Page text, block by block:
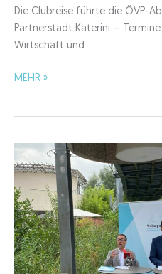
Die Clubreise führte die ÖVP-
Partnerstadt Katerini –
Wirtschaft und
ÖVP-
in
Katerini
auf
MEHR »